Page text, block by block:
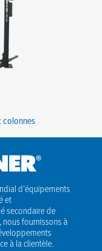
colonnes
d’équipements
et
secondaire de
fournissons à
à la clientèle.